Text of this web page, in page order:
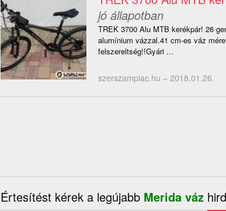
jó állapotban
TREK 3700 Alu MTB kerékpár! 26
alumínium vázzal.41 cm-es váz
felszereltség!!Gyári ...
szerszampiac.hu – 2018.01.26.
Értesítést kérek a legújabb Merida váz